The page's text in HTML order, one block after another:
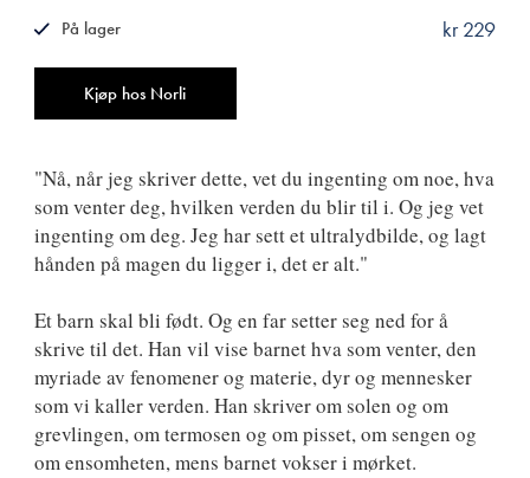
Kjøp hos Norli
kr 229
På lager
"Nå, når jeg skriver dette, vet du ingenting om noe, hva
som venter deg, hvilken verden du blir til i. Og jeg vet
ingenting om deg. Jeg har sett et ultralydbilde, og lagt
hånden på magen du ligger i, det er alt."
Et barn skal bli født. Og en far setter seg ned for å
skrive til det. Han vil vise barnet hva som venter, den
myriade av fenomener og materie, dyr og mennesker
som vi kaller verden. Han skriver om solen og om
grevlingen, om termosen og om pisset, om sengen og
om ensomheten, mens barnet vokser i mørket.